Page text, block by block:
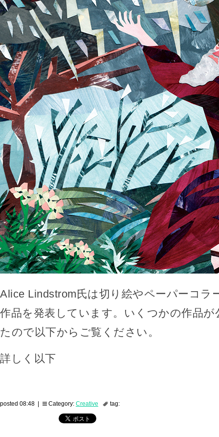
Alice Lindstrom氏は切り絵やペーパーコラ
作品を発表しています。いくつかの作品
たので以下からご覧ください。
詳しく以下
posted 08:48 | Category: Creative tag: